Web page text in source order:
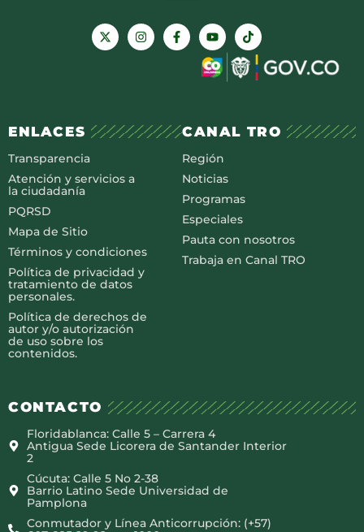
ENLACES
Transparencia
Atención y servicios a
la ciudadanía
PQRSD
Mapa de Sitio
Términos y condiciones
Política de privacidad y
tratamiento de datos
personales.
Política de derechos de
autor y/o autorización
de uso sobre los
contenidos.
CANAL TRO
Región
Noticias
Programas
Especiales
Pauta con nosotros
Trabaja en Canal TRO
CONTACTO
Floridablanca: Calle 5 – Carrera 4
Antigua Sede Licorera de Santander Interior
2
Cúcuta: Calle 5 No 2-38
Barrio Latino Sede Universidad de
Pamplona
Conmutador y Línea Anticorrupción: (+57)